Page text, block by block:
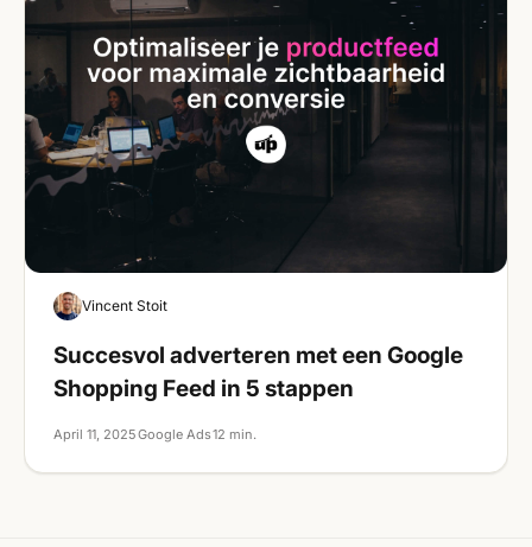
Google Ads
Vincent Stoit
Succesvol adverteren met een Google
Shopping Feed in 5 stappen
April 11, 2025Google Ads12 min.